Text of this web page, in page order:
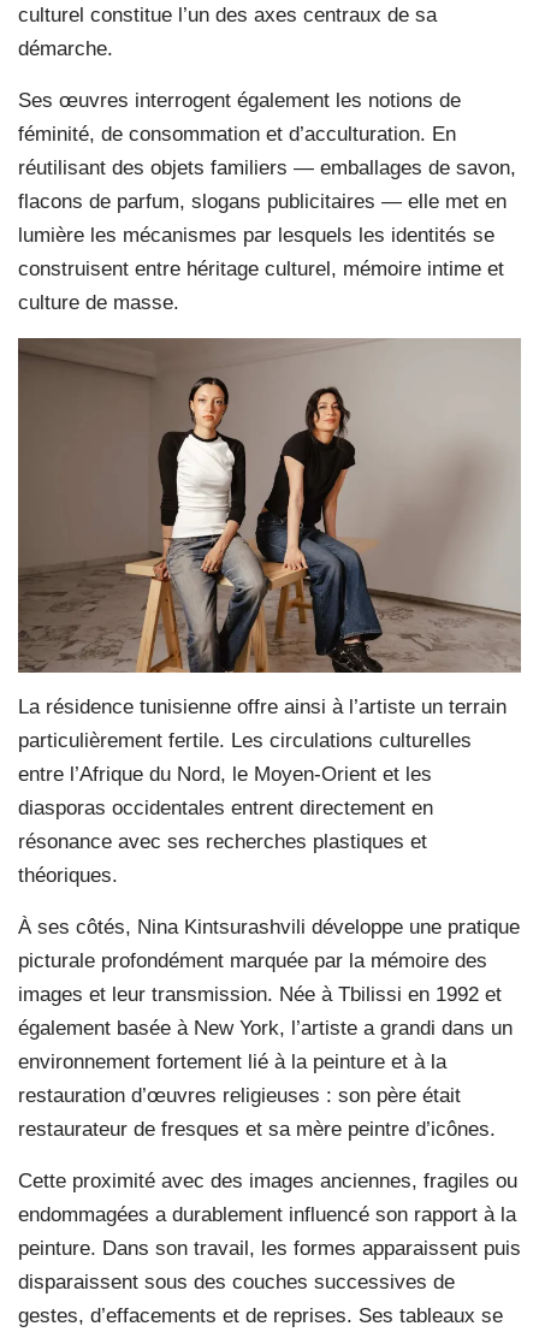
culturel constitue l’un des axes centraux de sa
démarche.
Ses œuvres interrogent également les notions de
féminité, de consommation et d’acculturation. En
réutilisant des objets familiers — emballages de savon,
flacons de parfum, slogans publicitaires — elle met en
lumière les mécanismes par lesquels les identités se
construisent entre héritage culturel, mémoire intime et
culture de masse.
La résidence tunisienne offre ainsi à l’artiste un terrain
particulièrement fertile. Les circulations culturelles
entre l’Afrique du Nord, le Moyen-Orient et les
diasporas occidentales entrent directement en
résonance avec ses recherches plastiques et
théoriques.
À ses côtés, Nina Kintsurashvili développe une pratique
picturale profondément marquée par la mémoire des
images et leur transmission. Née à Tbilissi en 1992 et
également basée à New York, l’artiste a grandi dans un
environnement fortement lié à la peinture et à la
restauration d’œuvres religieuses : son père était
restaurateur de fresques et sa mère peintre d’icônes.
Cette proximité avec des images anciennes, fragiles ou
endommagées a durablement influencé son rapport à la
peinture. Dans son travail, les formes apparaissent puis
disparaissent sous des couches successives de
gestes, d’effacements et de reprises. Ses tableaux se